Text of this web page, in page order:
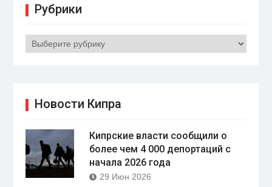
Рубрики
Рубрики
Новости Кипра
Кипрские власти сообщили о
более чем 4 000 депортаций с
начала 2026 года
29 Июн 2026